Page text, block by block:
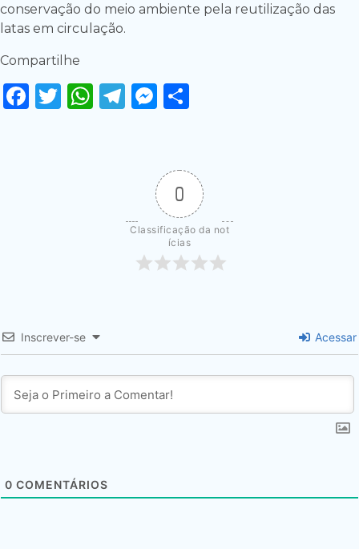
conservação do meio ambiente pela reutilização das
latas em circulação.
Compartilhe
Facebook
Twitter
WhatsApp
Telegram
Messenger
0
Classificação da not
ícias
Inscrever-se Acessar
0 COMENTÁRIOS